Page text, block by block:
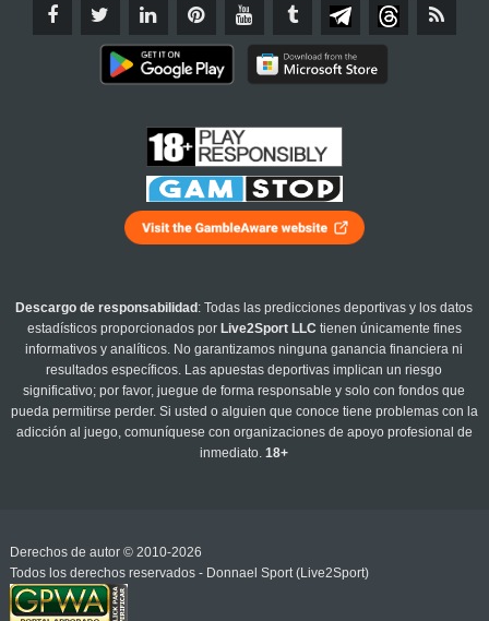
Descargo de responsabilidad : Todas las predicciones deportivas y los datos
estadísticos proporcionados por Live2Sport LLC tienen únicamente fines
informativos y analíticos. No garantizamos ninguna ganancia financiera ni
resultados específicos. Las apuestas deportivas implican un riesgo
significativo; por favor, juegue de forma responsable y solo con fondos que
pueda permitirse perder. Si usted o alguien que conoce tiene problemas con la
adicción al juego, comuníquese con organizaciones de apoyo profesional de
inmediato.18+
Derechos de autor © 2010-2026
Todos los derechos reservados - Donnael Sport (Live2Sport)